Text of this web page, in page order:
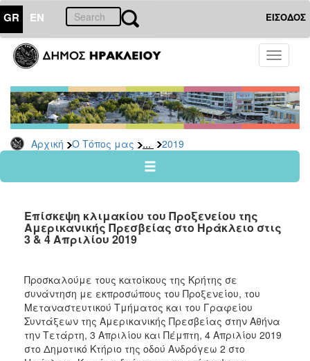
GR EN ΕΙΣΟΔΟΣ
Toggle
Αρχική Ο Τόπος μας ... 2019
ΤΟΠΟΣ
ΜΑΣ
Ανακοινώσεις
Αρχείο
2026
2024
2022
2021
2019
2018
2017
2016
Επίσκεψη κλιμακίου του Προξενείου της
Αμερικανικής Πρεσβείας στο Ηράκλειο στις
3 & 4 Απριλίου 2019
Προσκαλούμε τους κατοίκους της Κρήτης σε
συνάντηση με εκπροσώπους του Προξενείου, του
Μεταναστευτικού Τμήματος και του Γραφείου
Συντάξεων της Αμερικανικής Πρεσβείας στην Αθήνα
την Τετάρτη, 3 Απριλίου και Πέμπτη, 4 Απριλίου 2019
στο Δημοτικό Κτήριο της οδού Ανδρόγεω 2 στο